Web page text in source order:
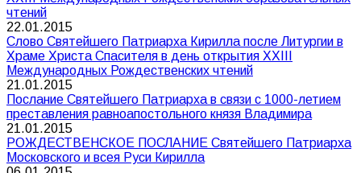
чтений
22.01.2015
Слово Святейшего Патриарха Кирилла после Литургии в
Храме Христа Спасителя в день открытия XXIII
Международных Рождественских чтений
21.01.2015
Послание Святейшего Патриарха в связи с 1000-летием
преставления равноапостольного князя Владимира
21.01.2015
РОЖДЕСТВЕНСКОЕ ПОСЛАНИЕ Святейшего Патриарха
Московского и всея Руси Кирилла